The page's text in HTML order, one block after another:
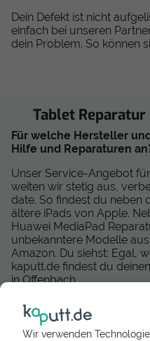
Wir verwenden
Dein Defekt ist nicht
einfach bei unseren
dein Problem. So können
Tablet
Für welche Hersteller
Hilfe und Reparaturen
Unser Service-Angebot
weiten wir stetig aus,
date. So findest du neben
ältere iPads von Apple.
Huawei MediaPad
unbekanntere Modelle
Amazon. Du siehst: Egal,
kaputt.de findest du
in Offenbach.
Mittlerweile können wir
zuverlässiger und
anbieten, die eine